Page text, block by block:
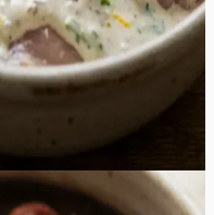
šašlõkk on pealt
mahlane, sobides
salatite või